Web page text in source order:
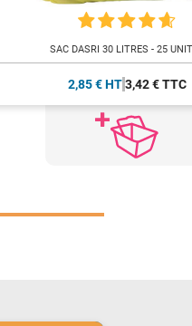
SAC DASRI 30 LITRES - 25
2,85 € HT 3,42 € TTC